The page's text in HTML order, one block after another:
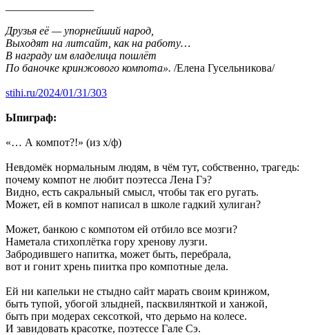
Друзья её — упорнейший народ,
Выходят на литсайт, как на работу…
В награду им владелица пошлёт
По баночке кринжового компота». /Елена Гусельникова/
stihi.ru/2024/01/31/303
Ыпиграф:
«… А компот?!» (из х/ф)
Невдомёк нормальным людям, в чём тут, собственно, трагедь:
почему компот не любит поэтесса Лена Гэ?
Видно, есть сакральный смысл, чтобы так его ругать.
Может, ей в компот написал в школе гадкий хулиган?
Может, банкою с компотом ей отбило все мозги?
Наметала стихоплётка гору хренову лузги.
Забродившего напитка, может быть, перебрала,
вот и гонит хрень пиитка про компотные дела.
Ей ни капельки не стыдно сайт марать своим кринжом,
быть тупой, убогой злыдней, пасквилянткой и ханжой,
быть при модерах сексоткой, что дерьмо на колесе.
И завидовать красотке, поэтессе Гале Сэ.